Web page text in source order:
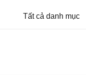
Tất cả danh mục